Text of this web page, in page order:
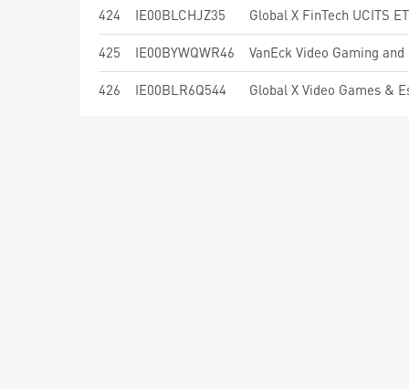
424 IE00BLCHJZ35 Global X FinTech UCITS
425 IE00BYWQWR46 VanEck Video Gaming
426 IE00BLR6Q544 Global X Video Games &